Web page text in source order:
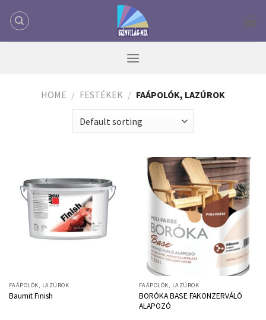
HOME / FESTÉKEK / FAÁPOLÓK, LAZÚROK
FAÁPOLÓK, LAZÚROK
Baumit Finish
FAÁPOLÓK, LAZÚROK
BORÓKA BASE FAKONZERVÁLÓ
ALAPOZÓ